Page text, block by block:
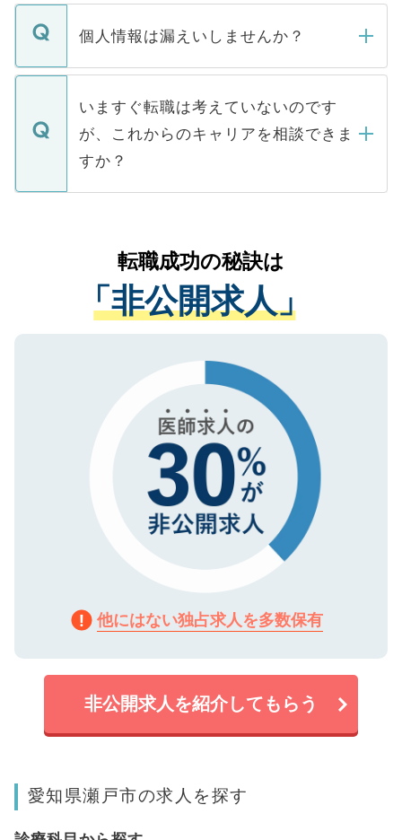
■応募殺到を避けるため 人気のある医療機
関を公にしてしまうと、応募が殺到する場
に、医療機関が求める条件に合った人材の
みを人材紹介会社に依頼するケースが増え
ています。
転職・入職を強要することは一切ありませ
ん。また、仮に応募先から内定をいただい
定を承諾する必要はありません。内定先へ
の辞退の連絡はキャリアパートナーが行い
個人情報は漏えいしませんか？
個人情報が漏えいすることはありませんの
で、ご安心ください。当サイトからの登録
などで収集したご登録者様の個人情報は、
ご本人のキャリアアップおよび転職活動の
支援を目的に使用いたします。お預かりし
ているすべての個人データはご本人の許可
は、個人情報の取り扱いについての厳密な
管理基準を満たした事業者のみに付与され
る、プライバシーマークを取得済みです。
で、機密保持に関してもご安心ください。
いますぐ転職は考えていないのです
が、これからのキャリアを相談できま
すか？
かがいして、現在の医療機関の状況や紹介
経験をまじえながら、適切なアドバイスを
させていただきます。すぐにご転職をされ
ない方には、長期的なサポートが可能です
ので、まずはご登録ください。
転職成功の秘訣は
「非公開求人」
他にはない独占求人を多数保有
非公開求人を紹介してもらう
愛知県瀬戸市の求人を探す